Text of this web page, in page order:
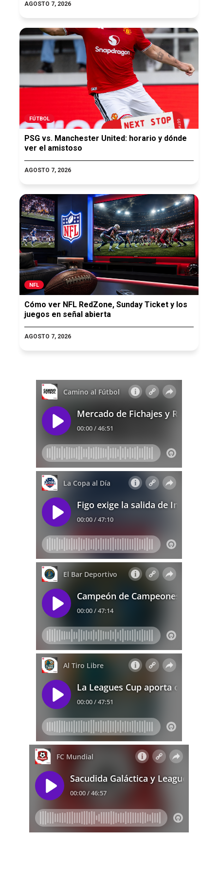
AGOSTO 7, 2026
FÚTBOL
PSG vs. Manchester United: horario y dónde
ver el amistoso
AGOSTO 7, 2026
NFL
Cómo ver NFL RedZone, Sunday Ticket y los
juegos en señal abierta
AGOSTO 7, 2026